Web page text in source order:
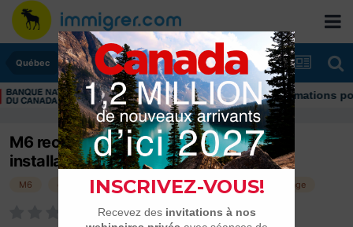
Québec
Découvrez nos conseils et informations pour
M6 recherche Français déçus par leur
installation au Québec
M6 reportage journaliste témoignage